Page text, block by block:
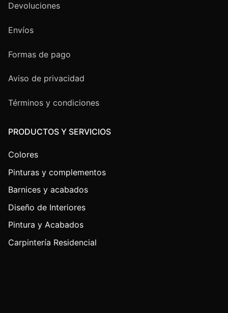
Devoluciones
Envíos
Formas de pago
Aviso de privacidad
Términos y condiciones
PRODUCTOS Y SERVICIOS
Colores
Pinturas y complementos
Barnices y acabados
Diseño de Interiores
Pintura y Acabados
Carpintería Residencial